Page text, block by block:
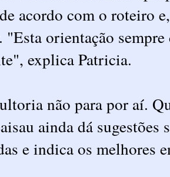
acordo com o roteiro
"Esta orientação
explica Patricia.
não para por aí.
ainda dá sugestões
e indica os melhores